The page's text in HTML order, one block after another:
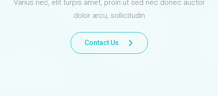
Varius nec, elit turpis amet, proin ut sed nec donec auctor
dolor arcu, sollicitudin
Contact Us